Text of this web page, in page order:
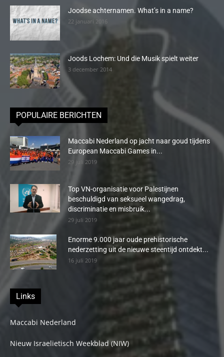
Joodse achternamen. What’s in a name?
22 januari 2016
Joods Lochem: Und die Musik spielt weiter
3 december 2014
POPULAIRE BERICHTEN
Maccabi Nederland op jacht naar goud tijdens
European Maccabi Games in...
29 juli 2019
Top VN-organisatie voor Palestijnen
beschuldigd van seksueel wangedrag,
discriminatie en misbruik...
29 juli 2019
Enorme 9.000 jaar oude prehistorische
nederzetting uit de nieuwe steentijd ontdekt...
16 juli 2019
Links
Maccabi Nederland
Nieuw Israelietisch Weekblad (NIW)